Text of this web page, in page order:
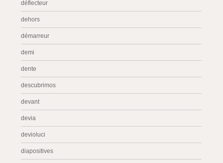
déflecteur
dehors
démarreur
demi
dente
descubrimos
devant
devia
devioluci
diapositives